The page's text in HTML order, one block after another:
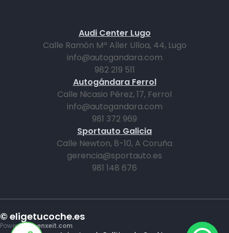
Audi Center Lugo
Calle Ramón Mª Aller Ulloa, 44, Lugo
info@autogandara.com
982 219 511
Autogándara Ferrol
Calle Nicasio Pérez, 17, Ferrol
info@autogandara.com
981 372 969
Sportauto Galicia
Calle Newton, 8-10, A Coruña
gerencia@sportauto.es
981 148 676
© eligetucoche.es
Powered byenxeit.com